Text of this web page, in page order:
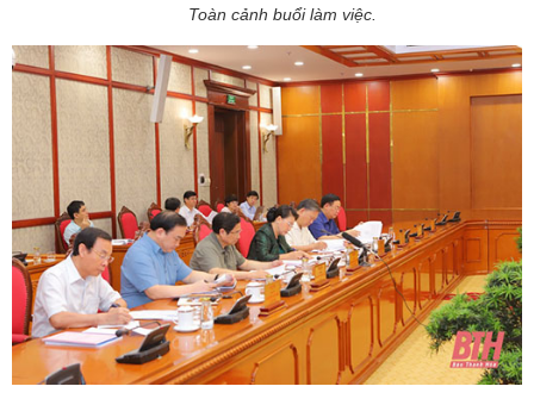
Toàn cảnh buổi làm việc.